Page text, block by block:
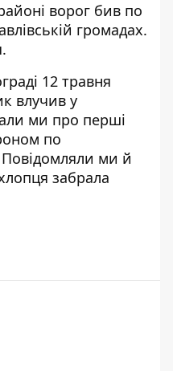
ворог бив по
громадах.
12 травня
влучив у
ми про перші
по
ми й
забрала